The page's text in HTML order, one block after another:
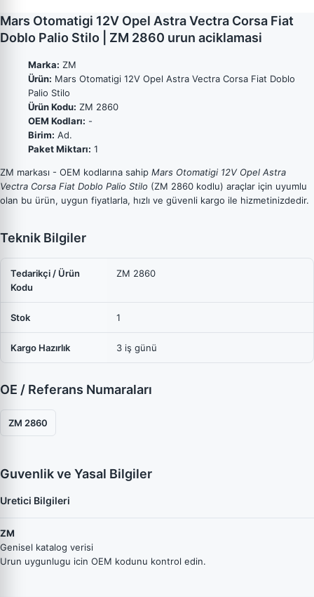
Mars Otomatigi 12V Opel Astra Vectra Corsa Fiat
Doblo Palio Stilo | ZM 2860 urun aciklamasi
Marka: ZM
Ürün: Mars Otomatigi 12V Opel Astra Vectra Corsa Fiat Doblo
Palio Stilo
Ürün Kodu: ZM 2860
OEM Kodları: -
Birim: Ad.
Paket Miktarı: 1
ZM markası - OEM kodlarına sahip Mars Otomatigi 12V Opel Astra
Vectra Corsa Fiat Doblo Palio Stilo (ZM 2860 kodlu) araçlar için uyumlu
olan bu ürün, uygun fiyatlarla, hızlı ve güvenli kargo ile hizmetinizdedir.
Teknik Bilgiler
Tedarikçi / Ürün
Kodu
ZM 2860
Stok 1
Kargo Hazırlık 3 iş günü
OE / Referans Numaraları
ZM 2860
Guvenlik ve Yasal Bilgiler
Uretici Bilgileri
ZM
Genisel katalog verisi
Urun uygunlugu icin OEM kodunu kontrol edin.